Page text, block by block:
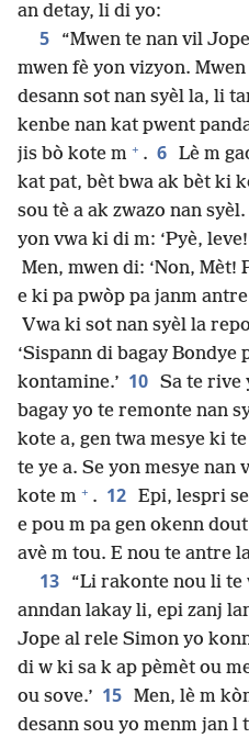
an detay, li di yo:
5
“Mwen te nan vil
mwen fè yon vizyon.
desann sot nan syèl la, li
kenbe nan kat pwent
jis bò kote m + . 6 Lè m
kat pat, bèt bwa ak bèt ki
sou tè a ak zwazo nan syèl.
yon vwa ki di m: ‘Pyè,
Men, mwen di: ‘Non,
e ki pa pwòp pa janm
Vwa ki sot nan syèl la
‘Sispann di bagay Bondye
kontamine.’ 10 Sa te rive
bagay yo te remonte nan
kote a, gen twa mesye ki
te ye a. Se yon mesye nan
kote m + . 12 Epi, lespri
e pou m pa gen okenn
avè m tou. E nou te antre
13
“Li rakonte nou li te
anndan lakay li, epi zanj
Jope al rele Simon yo
di w ki sa k ap pèmèt ou
ou sove.’ 15 Men, lè m
desann sou yo menm jan l